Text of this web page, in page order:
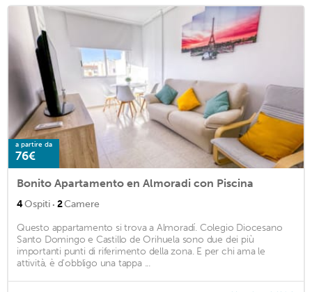
a partire da
76€
Bonito Apartamento en Almoradi con Piscina
4Ospiti · 2Camere
Questo appartamento si trova a Almoradí. Colegio Diocesano
Santo Domingo e Castillo de Orihuela sono due dei più
importanti punti di riferimento della zona. E per chi ama le
attività, è d'obbligo una tappa ...